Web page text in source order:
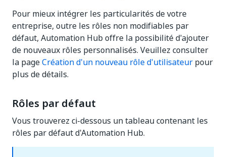
Pour mieux intégrer les particularités de votre
entreprise, outre les rôles non modifiables par
défaut, Automation Hub offre la possibilité d'ajouter
de nouveaux rôles personnalisés. Veuillez consulter
la pageCréation d'un nouveau rôle d'utilisateur pour
plus de détails.
Rôles par défaut
Vous trouverez ci-dessous un tableau contenant les
rôles par défaut d'Automation Hub.